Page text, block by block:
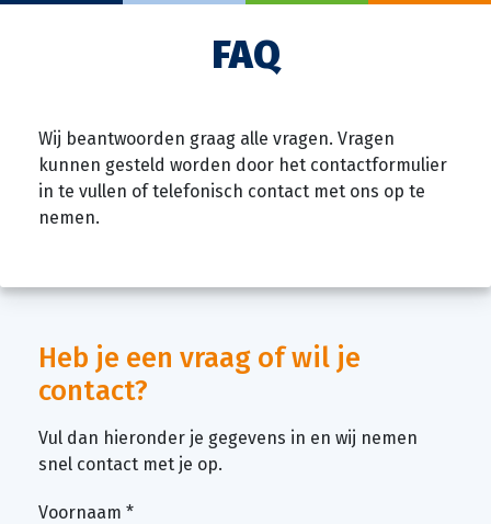
FAQ
Wij beantwoorden graag alle vragen. Vragen
kunnen gesteld worden door het contactformulier
in te vullen of telefonisch contact met ons op te
nemen.
Heb je een vraag of wil je
contact?
Vul dan hieronder je gegevens in en wij nemen
snel contact met je op.
Voornaam *